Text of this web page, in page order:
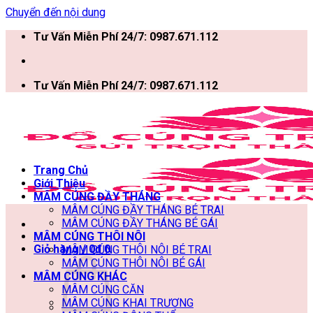
Chuyển đến nội dung
Tư Vấn Miễn Phí 24/7: 0987.671.112
Tư Vấn Miễn Phí 24/7: 0987.671.112
Giỏ hàng /0₫ 0
Trang Chủ
Giới Thiệu
MÂM CÚNG ĐẦY THÁNG
MÂM CÚNG ĐẦY THÁNG BÉ TRAI
MÂM CÚNG ĐẦY THÁNG BÉ GÁI
MÂM CÚNG THÔI NÔI
MÂM CÚNG THÔI NÔI BÉ TRAI
MÂM CÚNG THÔI NÔI BÉ GÁI
MÂM CÚNG KHÁC
MÂM CÚNG CĂN
MÂM CÚNG KHAI TRƯƠNG